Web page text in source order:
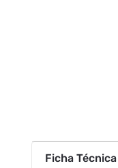
Ficha Técnica